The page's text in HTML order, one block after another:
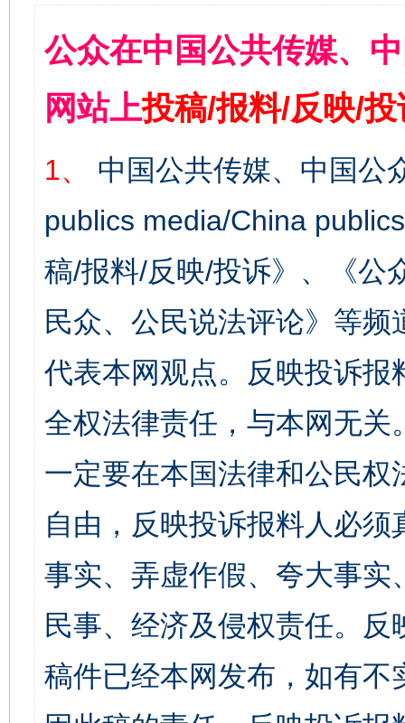
公众在中国公共传媒、
网站上投稿/报料/反映/
1、
中国公共传媒、中国公
publics media/China
稿/报料/反映/投诉》、《公
民众、公民说法评论》等
代表本网观点。反映投诉
全权法律责任，与本网无
一定要在本国法律和公民
自由，反映投诉报料人必
事实、弄虚作假、夸大事
民事、经济及侵权责任。
稿件已经本网发布，如有